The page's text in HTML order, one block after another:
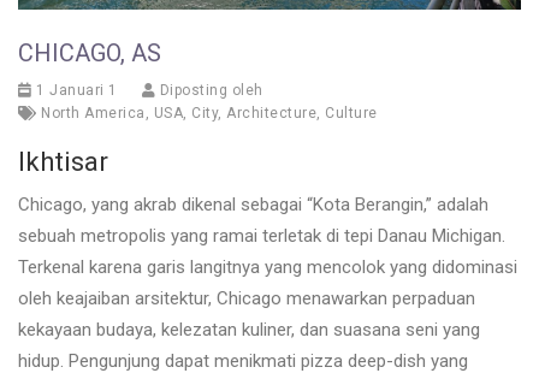
CHICAGO, AS
1 Januari 1
Diposting oleh
North America
USA City, Architecture Culture
Ikhtisar
Chicago, yang akrab dikenal sebagai “Kota Berangin,” adalah
sebuah metropolis yang ramai terletak di tepi Danau Michigan.
Terkenal karena garis langitnya yang mencolok yang didominasi
oleh keajaiban arsitektur, Chicago menawarkan perpaduan
kekayaan budaya, kelezatan kuliner, dan suasana seni yang
hidup. Pengunjung dapat menikmati pizza deep-dish yang